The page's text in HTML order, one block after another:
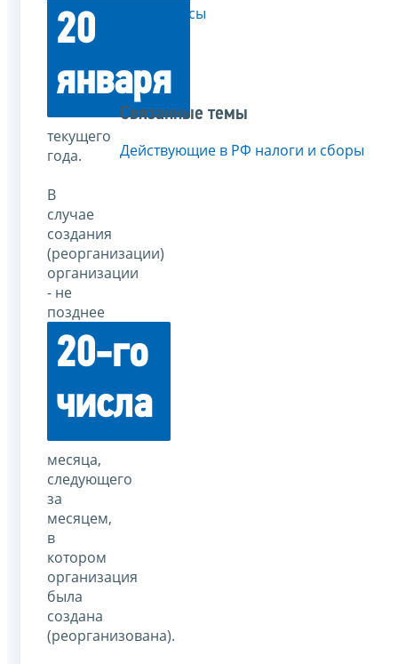
20
января
текущего
года.
В
случае
создания
(реорганизации)
организации
- не
позднее
20-го
числа
месяца,
следующего
за
месяцем,
в
котором
организация
была
создана
(реорганизована).
Все сервисы
Связанные темы
Действующие в РФ налоги и сборы